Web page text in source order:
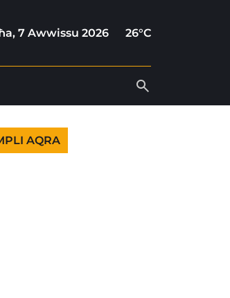
7 Awwissu 2026 26°C
AQRA